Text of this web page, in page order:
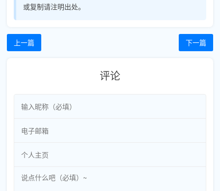
或复制请注明出处。
上一篇 下一篇
评论